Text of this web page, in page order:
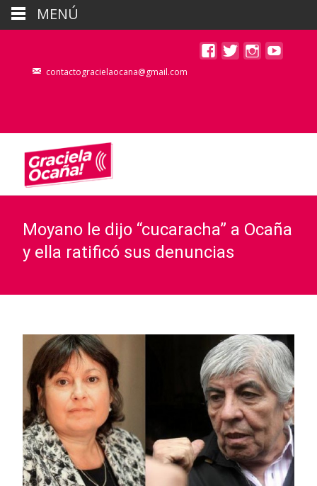
contactogracielaocana@gmail.com
Moyano le dijo “cucaracha” a Ocaña
y ella ratificó sus denuncias
MENÚ